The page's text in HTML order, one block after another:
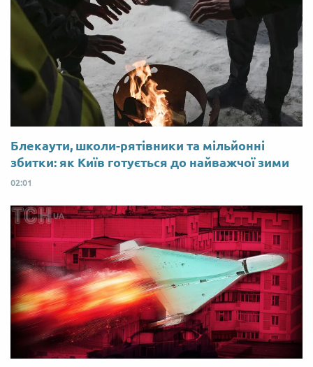
Блекаути, школи-рятівники та мільйонні
збитки: як Київ готується до найважчої зими
02:01